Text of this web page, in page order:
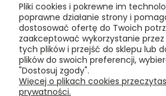
Kontakt:
t:+48 609 155 327
e:vinyltamka@gmail.com
ul. Chmielna 20, 00-020 Warszawa
Pliki cookies i pokrewne im
poprawne działanie strony i
dostosować ofertę do Twoich
zaakceptować wykorzystanie
tych plików i przejść do sklepu lub
plików do swoich preferencji,
"Dostosuj zgody".
Więcej o plikach cookies
prywatności.